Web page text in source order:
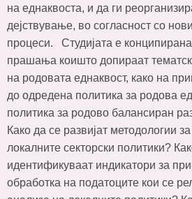
на еднаквоста, и да ги
дејствување, во согласност со
процеси. Студијата е
прашања коишто допираат
на родовата еднаквост, како на
до одредена политика за родова
политика за родово балансиран
Како да се развијат методологии
локалните секторски политики?
идентификуваат индикатори за
обработка на податоците кои се